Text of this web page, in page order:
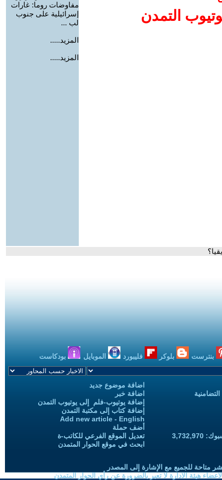
التمدن
مفاوضات روما: غارات
إسرائيلية على جنوب
لب ...
المزيد.....
المزيد.....
بنترست بلوكر فليبورد الموبايل بودكاست
اضافة موضوع جديد
اضافة خبر
إضافة يوتيوب-فلم إلى يوتيوب التمدن
إضافة كتاب إلى مكتبة التمدن
Add new article - English
أضف حملة
تعديل الموقع الفرعي للكاتب-ة
ابحث في موقع الحوار المتمدن
متاحة للجميع مع الإشارة إلى المصدر
هيئة الادارة لا تعبر بالضرورة عن رأي الحوار المتمدن